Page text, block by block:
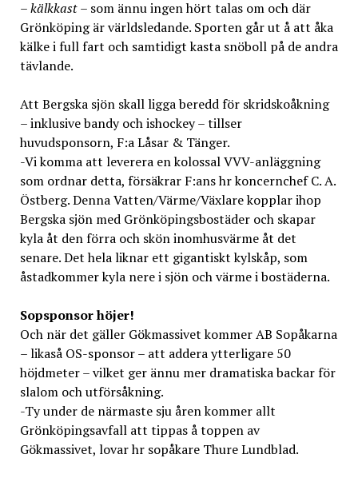
–kälkkast– som ännu ingen hört talas om och där
Grönköping är världsledande. Sporten går ut å att åka
kälke i full fart och samtidigt kasta snöboll på de andra
tävlande.
Att Bergska sjön skall ligga beredd för skridskoåkning
– inklusive bandy och ishockey – tillser
huvudsponsorn, F:a Låsar & Tänger.
-Vi komma att leverera en kolossal VVV-anläggning
som ordnar detta, försäkrar F:ans hr koncernchef C. A.
Östberg. Denna Vatten/Värme/Växlare kopplar ihop
Bergska sjön med Grönköpingsbostäder och skapar
kyla åt den förra och skön inomhusvärme åt det
senare. Det hela liknar ett gigantiskt kylskåp, som
åstadkommer kyla nere i sjön och värme i bostäderna.
Sopsponsor höjer!
Och när det gäller Gökmassivet kommer AB Sopåkarna
– likaså OS-sponsor – att addera ytterligare 50
höjdmeter – vilket ger ännu mer dramatiska backar för
slalom och utförsåkning.
-Ty under de närmaste sju åren kommer allt
Grönköpingsavfall att tippas å toppen av
Gökmassivet, lovar hr sopåkare Thure Lundblad.